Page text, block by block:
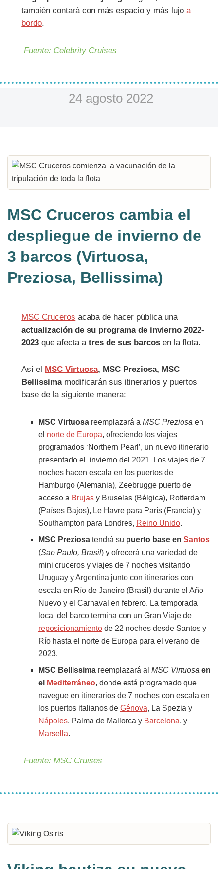
también contará con más espacio y más lujoa
bordo.
Fuente: Celebrity Cruises
24 agosto 2022
MSC Cruceros cambia el
despliegue de invierno de
3 barcos (Virtuosa,
Preziosa, Bellissima)
MSC Cruceros acaba de hacer pública una
actualización de su programa de invierno 2022-
2023 que afecta atres de sus barcos en la flota.
Así el MSC Virtuosa, MSC Preziosa, MSC
Bellissimamodificarán sus itinerarios y puertos
base de la siguiente manera:
MSC Virtuosareemplazará a MSC Preziosa en
el norte de Europa, ofreciendo los viajes
programados ‘Northern Pearl’, un nuevo itinerario
presentado el invierno del 2021. Los viajes de 7
noches hacen escala en los puertos de
Hamburgo (Alemania), Zeebrugge puerto de
acceso a Brujasy Bruselas (Bélgica), Rotterdam
(Países Bajos), Le Havre para París (Francia) y
Southampton para Londres, Reino Unido.
MSC Preziosatendrá su puerto base en Santos
(Sao Paulo, Brasil) y ofrecerá una variedad de
mini cruceros y viajes de 7 noches visitando
Uruguay y Argentina junto con itinerarios con
escala en Río de Janeiro (Brasil) durante el Año
Nuevo y el Carnaval en febrero. La temporada
local del barco termina con un Gran Viaje de
reposicionamientode 22 noches desde Santos y
Río hasta el norte de Europa para el verano de
2023.
MSC Bellissimareemplazará al MSC Virtuosa en
el
Mediterráneo, donde está programado que
navegue en itinerarios de 7 noches con escala en
los puertos italianos de Génova, La Spezia y
Nápoles, Palma de Mallorca y Barcelona, y
Marsella.
Fuente: MSC Cruises